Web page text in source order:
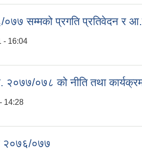
सम्मको प्रगति प्रतिवेदन र
- 16:04
०७८ को नीति तथा
14:28
२०७६/०७७